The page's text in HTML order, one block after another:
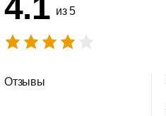
из 5
Отзывы